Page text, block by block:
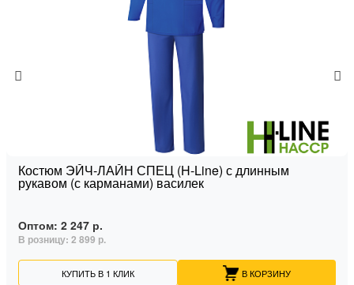
Костюм ЭЙЧ-ЛАЙН СПЕЦ (H-Line) с длинным
рукавом (с карманами) василек
Оптом: 2 247 р.
В розницу: 2 899 р.
КУПИТЬ В 1 КЛИК В КОРЗИНУ